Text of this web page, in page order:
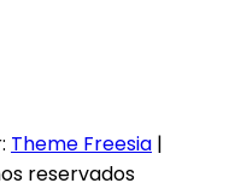
Theme Freesia |
reservados